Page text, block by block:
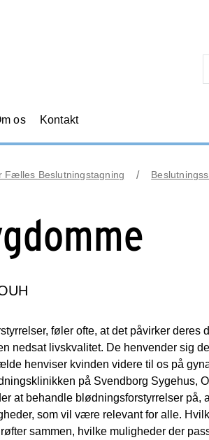
os Kontakt
Fælles Beslutningstagning
føler ofte, at det påvirker
nedsat livskvalitet. De henvender sig
henviser kvinden videre til os på
på Svendborg Sygehus,
at behandle blødningsforstyrrelser
som vil være relevant for alle.
sammen, hvilke muligheder der